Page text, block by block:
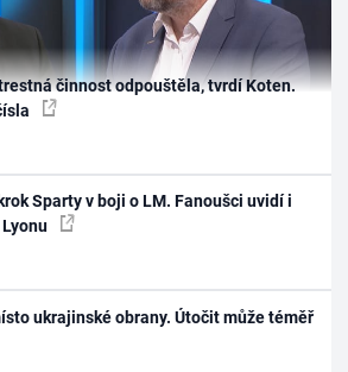
činnost odpouštěla, tvrdí Koten.
Sparty v boji o LM. Fanoušci uvidí i
ukrajinské obrany. Útočit může téměř